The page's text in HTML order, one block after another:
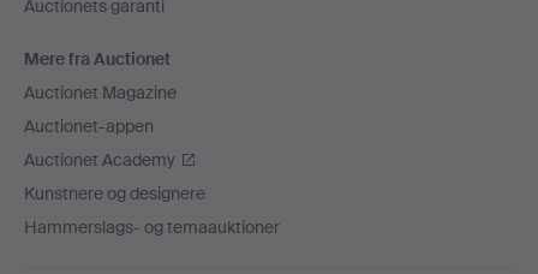
Auctionets garanti
Mere fra Auctionet
Auctionet Magazine
Auctionet-appen
Auctionet Academy
Kunstnere og designere
Hammerslags- og temaauktioner